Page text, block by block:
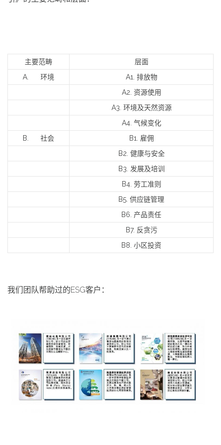
主要范畴
层面
A. 环境
A1. 排放物
A2. 资源使用
A3. 环境及天然资源
A4. 气候变化
B. 社会
B1. 雇佣
B2. 健康与安全
B3. 发展及培训
B4. 劳工准则
B5. 供应链管理
B6. 产品责任
B7. 反贪污
B8. 小区投资
我们团队帮助过的ESG客户：